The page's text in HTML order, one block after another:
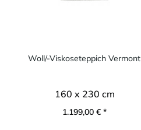
Woll/-Viskoseteppich Vermont
160 x 230 cm
1.199,00 € *